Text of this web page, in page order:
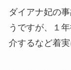
ダイアナ妃の
うですが、１
介するなど着